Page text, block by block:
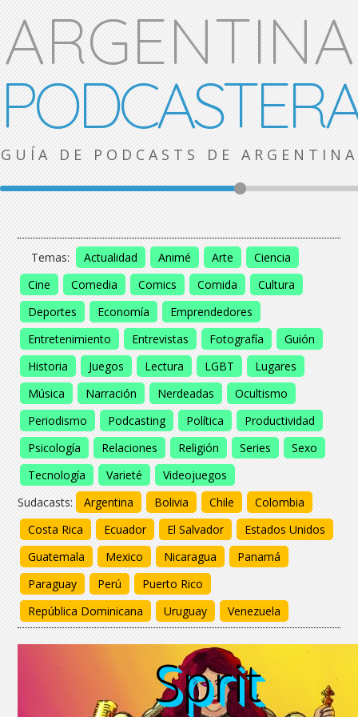
ARGENTINA
GUÍA DE PODCASTS DE ARGENTINA
Temas: Actualidad Animé Arte
Ciencia
Cine
Comedia Comics Comida
Cultura
Deportes
Economía
Emprendedores
Entretenimiento
Entrevistas Fotografía
Guión
Historia
Juegos Lectura LGBT
Lugares
Música
Narración Nerdeadas
Ocultismo
Periodismo
Podcasting Política
Productividad
Psicología
Relaciones Religión Series
Sexo
Tecnología
Varieté
Videojuegos
Sudacasts:
Argentina Bolivia Chile
Colombia
Costa Rica
Ecuador El Salvador
Estados Unidos
Guatemala
Mexico Nicaragua
Panamá
Paraguay
Perú
Puerto Rico
República Dominicana
Uruguay Venezuela
Sprit
Sprit
Sprit
Sprit